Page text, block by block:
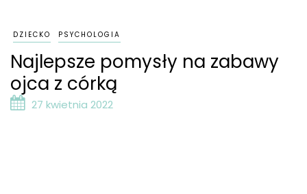
DZIECKO PSYCHOLOGIA
Najlepsze pomysły na zabawy
ojca z córką
27 kwietnia 2022